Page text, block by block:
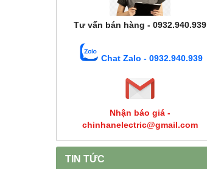
Tư vấn bán hàng - 0932.940.939
Chat Zalo - 0932.940.939
Nhận báo giá -
chinhanelectric@gmail.com
TIN TỨC